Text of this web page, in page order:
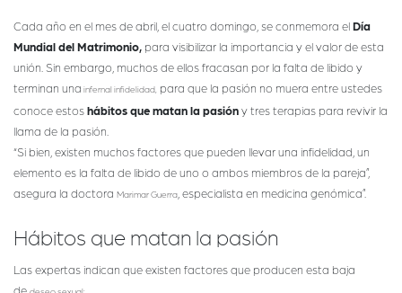
Cada año en el mes de abril, el cuatro domingo, se conmemora el Día
Mundial del Matrimonio, para visibilizar la importancia y el valor de esta
unión. Sin embargo, muchos de ellos fracasan por la falta de libido y
terminan una infernal infidelidad, para que la pasión no muera entre ustedes
conoce estos hábitos que matan la pasión y tres terapias para revivir la
llama de la pasión.
“Si bien, existen muchos factores que pueden llevar una infidelidad, un
elemento es la falta de libido de uno o ambos miembros de la pareja”,
asegura la doctora Marimar Guerra , especialista en medicina genómica”.
Hábitos que matan la pasión
Las expertas indican que existen factores que producen esta baja
de